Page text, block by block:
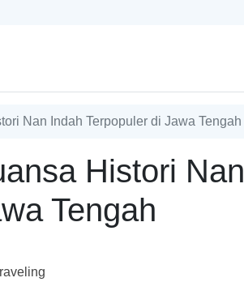
Nan Indah Terpopuler di Jawa Tengah
Histori Nan
Tengah